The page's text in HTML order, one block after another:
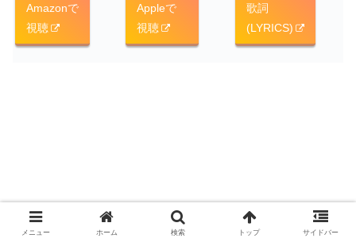
Amazonで
視聴
Appleで
視聴
歌詞
(LYRICS)
メニュー ホーム 検索 トップ サイドバー